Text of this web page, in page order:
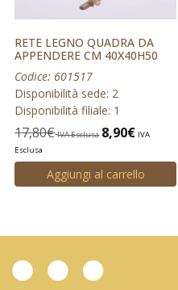
RETE LEGNO QUADRA DA
APPENDERE CM 40X40H50
Codice: 601517
Disponibilità sede: 2
Disponibilità filiale: 1
17,80€ IVA Esclusa 8,90€ IVA
Esclusa
Aggiungi al carrello